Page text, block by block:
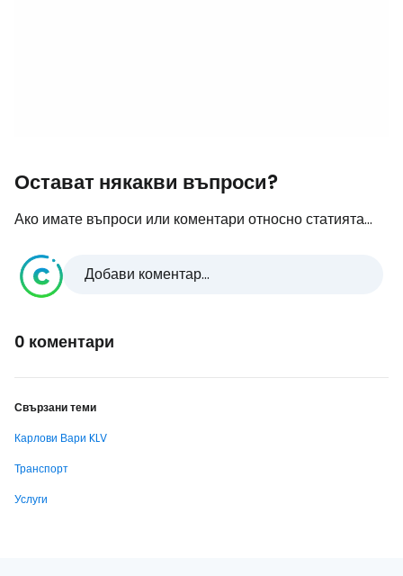
Остават някакви въпроси?
Ако имате въпроси или коментари относно статията...
Добави коментар...
0 коментари
Свързани теми
Карлови Вари KLV
Транспорт
Услуги